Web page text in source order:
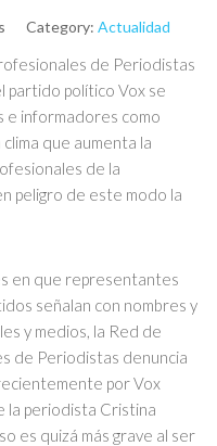
Category: Actualidad
de Periodistas
partido político Vox se
e informadores como
que aumenta la
de la
peligro de este modo la
en que representantes
señalan con nombres y
y medios, la Red de
de Periodistas denuncia
por Vox
la periodista Cristina
es quizá más grave al ser